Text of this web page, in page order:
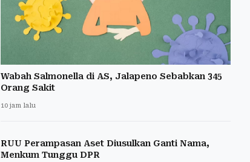
Wabah Salmonella di AS, Jalapeno Sebabkan 345
Orang Sakit
10 jam lalu
RUU Perampasan Aset Diusulkan Ganti Nama,
Menkum Tunggu DPR